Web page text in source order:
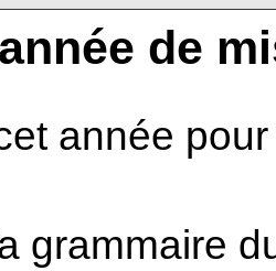
de
année
grammaire